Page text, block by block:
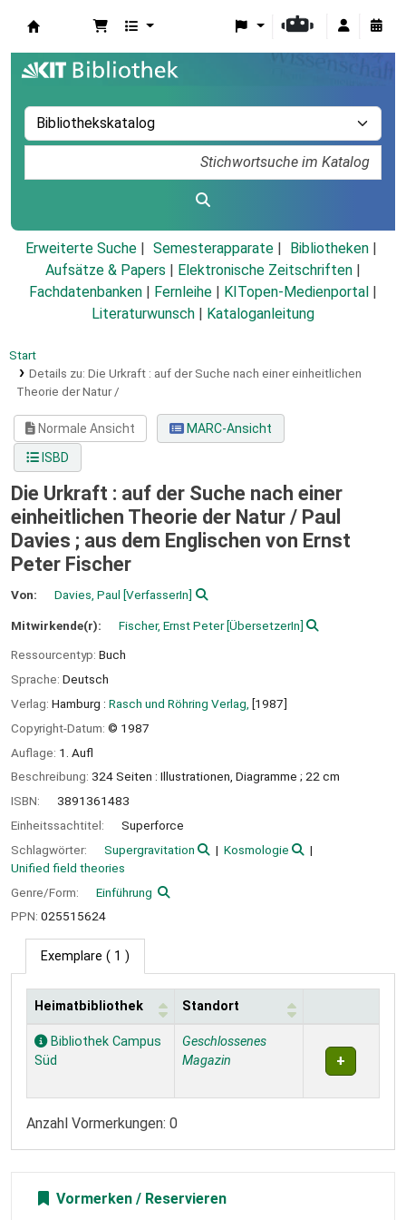
Erweiterte Suche Semesterapparate
Bibliotheken
Aufsätze & Papers
Elektronische Zeitschriften
Fachdatenbanken
Fernleihe KITopen-Medienportal
Literaturwunsch
Kataloganleitung
Start
Details zu: Die Urkraft : auf der Suche nach einer einheitlichen
Theorie der Natur /
Normale Ansicht
MARC-Ansicht
ISBD
Die Urkraft : auf der Suche nach einer
einheitlichen Theorie der Natur / Paul
Davies ; aus dem Englischen von Ernst
Peter Fischer
Von: Davies, Paul [VerfasserIn]
Mitwirkende(r): Fischer, Ernst Peter[ÜbersetzerIn]
Ressourcentyp: Buch
Sprache: Deutsch
Verlag: Hamburg : Rasch und Röhring Verlag, [1987]
Copyright-Datum: © 1987
Auflage: 1. Aufl
Beschreibung: 324 Seiten : Illustrationen, Diagramme ; 22 cm
ISBN:
3891361483
Einheitssachtitel:
Superforce
Schlagwörter:
Supergravitation
Kosmologie
Unified field theories
Genre/Form:
Einführung
PPN: 025515624
Exemplare ( 1 )
Exemplare
Heimatbibliothek Standort
Bibliothek Campus
Süd
Geschlossenes
Magazin
Anzahl Vormerkungen: 0
Vormerken